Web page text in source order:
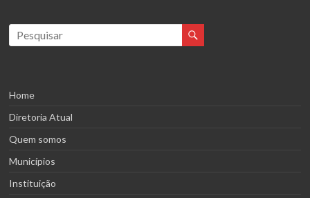
Home
Diretoria Atual
Quem somos
Municípios
Instituição